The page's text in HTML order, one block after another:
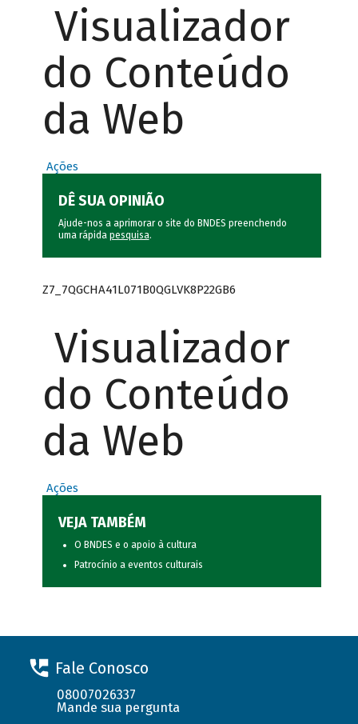
Visualizador
do Conteúdo
da Web
Ações
DÊ SUA OPINIÃO
Ajude-nos a aprimorar o site do BNDES preenchendo
uma rápida pesquisa.
Z7_7QGCHA41L071B0QGLVK8P22GB6
Visualizador
do Conteúdo
da Web
Ações
VEJA TAMBÉM
O BNDES e o apoio à cultura
Patrocínio a eventos culturais
Fale Conosco
08007026337
Mande sua pergunta